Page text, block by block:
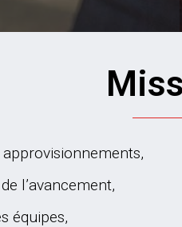
l’avancement,
équipes,